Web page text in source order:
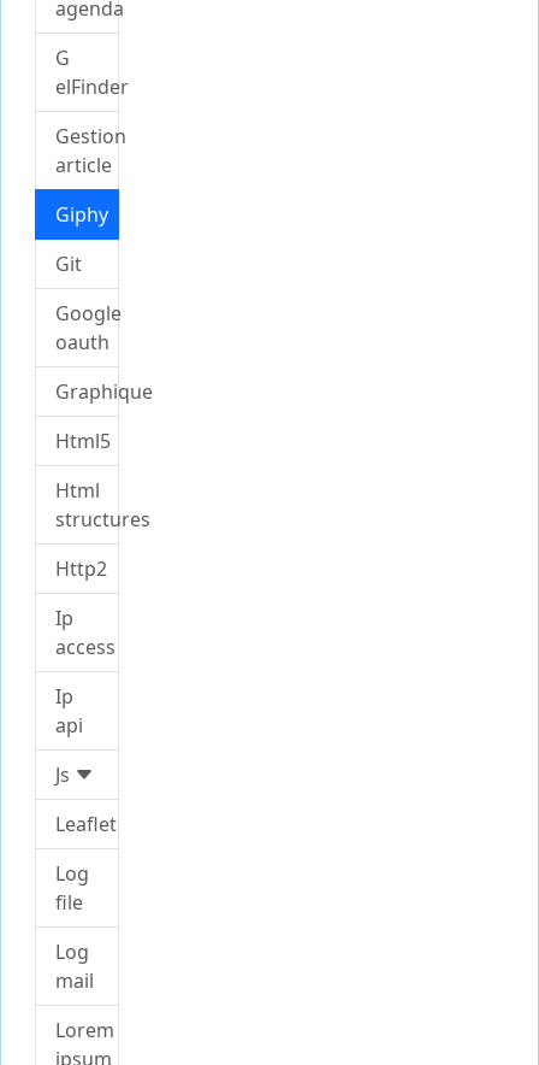
agenda
G
elFinder
Gestion
article
Giphy
Git
Google
oauth
Graphique
Html5
Html
structures
Http2
Ip
access
Ip
api
Js
Leaflet
Log
file
Log
mail
Lorem
ipsum